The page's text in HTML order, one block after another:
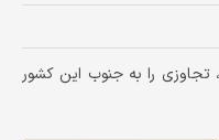
تجاوزی را به جنوب این کشور